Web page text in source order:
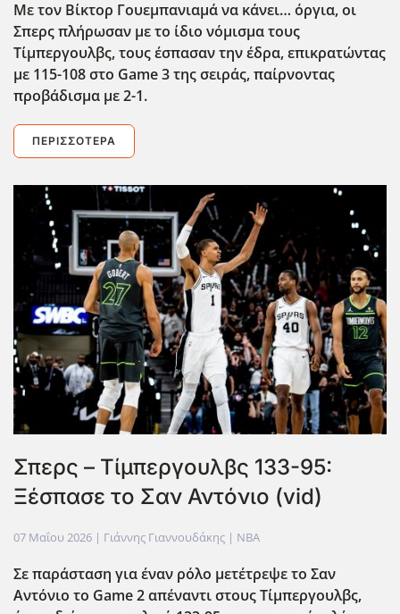
Με τον Βίκτορ Γουεμπανιαμά να κάνει… όργια, οι
Σπερς πλήρωσαν με το ίδιο νόμισμα τους
Τίμπεργουλβς, τους έσπασαν την έδρα, επικρατώντας
με 115-108 στο Game3 της σειράς, παίρνοντας
προβάδισμα με 2-1.
ΠΕΡΙΣΣΌΤΕΡΑ
Σπερς – Τίμπεργουλβς 133-95:
Ξέσπασε το Σαν Αντόνιο (vid)
07 Μαΐου 2026 | Γιάννης Γιαννουδάκης | NBA
Σε παράσταση για έναν ρόλο μετέτρεψε το Σαν
Αντόνιο το Game2 απέναντι στους Τίμπεργουλβς,